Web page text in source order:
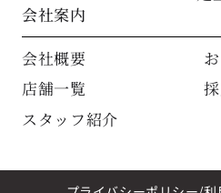
会社案内
会社概要
店舗一覧
スタッフ紹介